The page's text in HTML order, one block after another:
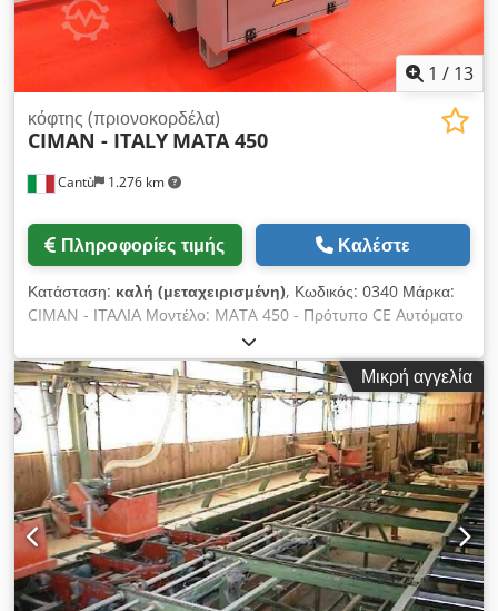
1 / 13
Cantù 1.276 km
κόφτης (πριονοκορδέλα)
CIMAN - ITALY MATA 450
Πληροφορίες τιμής Καλέστε
Κατάσταση: καλή (μεταχειρισμένη), Κωδικός: 0340 Μάρκα:
CIMAN - ΙΤΑΛΙΑ Μοντέλο: MATA 450 - Πρότυπο CE Αυτόματο
μονόκεφαλο πριόνι κοπής αλουμινίου με διπλή γωνία, πλήρες
με ρολομεταφορείς δεξιά και αριστερά – Πρότυπο CE Τεχνικά
χαρακτηριστικά: Διάμετρος δίσκου: 450 mm, οπή: 32 mm
Κινητήρας: 3 Hp – Στροφές: 2800 rpm Dkjdpfx Aeyv Il Hjbner
Διαστάσεις κοπής: στις 90°: 90 x 190 mm, στις 45°: 90 x 125
mm Σύσφιξη προφίλ, λίπανση δίσκου και προώθηση:
πνευματικές Διπλή περιστροφή κεφαλής: +/- 22,5°-45°-90°,
μέσω πνευματικού κυλίνδρου Η προώθηση κοπής είναι
ρυθμιζόμενη με υδραυλικό φρένο λαδιού Περιλαμβάνει βάση και
δύο τραπέζια με ρολά, 3 μέτρα αριστερά και 4 μέτρα δεξιά με
ρυθμιζόμενο στοπ Διαθέτει ειδικό γνώμονα για κοπές σε
ενδιάμεσες γωνίες Διάμετρος στόμιου απαγωγής: 100 mm
Μικρή αγγελία